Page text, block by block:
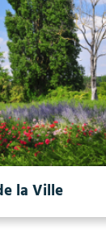
la Ville